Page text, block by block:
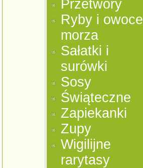
Przetwory
Ryby i owoce
morza
Sałatki i
surówki
Sosy
Świąteczne
Zapiekanki
Zupy
Wigilijne
rarytasy